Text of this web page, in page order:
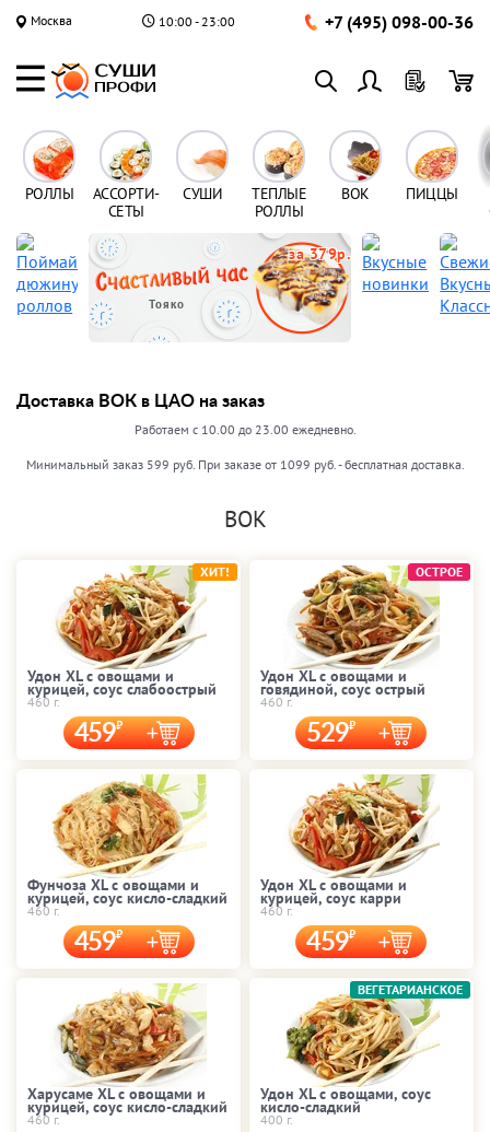
Москва 10:00 - 23:00 +7 (495) 098-00-36
РОЛЛЫ
АССОРТИ-
СЕТЫ
СУШИ
ТЕПЛЫЕ
РОЛЛЫ
ВОК ПИЦЦЫ
Тояко
за 379р.
Доставка ВОК в ЦАО на заказ
Работаем с 10.00 до 23.00 ежедневно.
Минимальный заказ 599 руб. При заказе от 1099 руб. - бесплатная доставка.
ВОК
Удон XL с овощами и
курицей, соус слабоострый
460 г.
459
ХИТ!
Удон XL с овощами и
говядиной, соус острый
460 г.
529
ОСТРОЕ
Фунчоза XL с овощами и
курицей, соус кисло-сладкий
460 г.
459
Удон XL с овощами и
курицей, соус карри
460 г.
459
Харусаме XL с овощами и
курицей, соус кисло-сладкий
460 г.
Удон XL с овощами, соус
кисло-сладкий
400 г.
ВЕГЕТАРИАНСКОЕ